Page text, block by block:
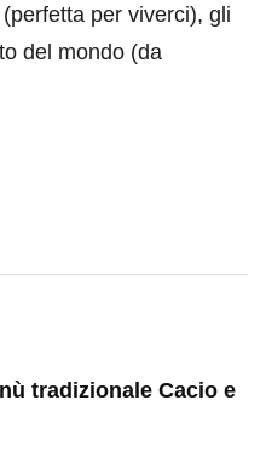
per viverci), gli
del mondo (da
tradizionale Cacio e